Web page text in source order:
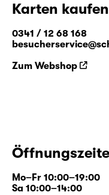
Karten kaufen
0341 / 12 68 168
Zum Webshop
Mo–Fr 10:00–19:00
Sa 10:00–14:00